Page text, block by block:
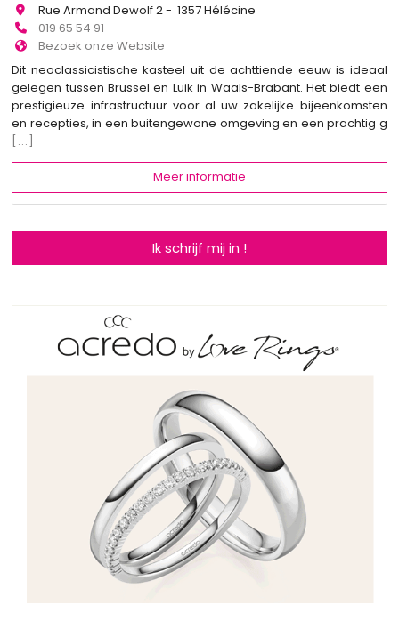
Rue Armand Dewolf 2 - 1357 Hélécine
019 65 54 91
Bezoek onze Website
Dit neoclassicistische kasteel uit de achttiende eeuw is ideaal
gelegen tussen Brussel en Luik in Waals-Brabant. Het biedt een
prestigieuze infrastructuur voor al uw zakelijke bijeenkomsten
en recepties, in een buitengewone omgeving en een prachtig g
[...]
Meer informatie
Ik schrijf mij in !